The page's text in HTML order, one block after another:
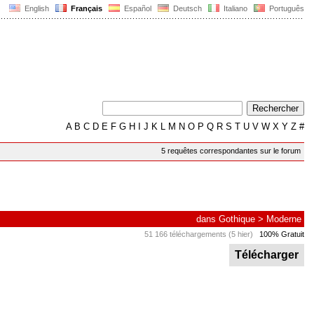
English Français Español Deutsch Italiano Português
AB C D E F G H J K L M N O P Q R S T U V W X Y Z #
5 requêtes correspondantes sur le forum
dans Gothique > Moderne
51 166 téléchargements (5 hier) 100% Gratuit
Télécharger